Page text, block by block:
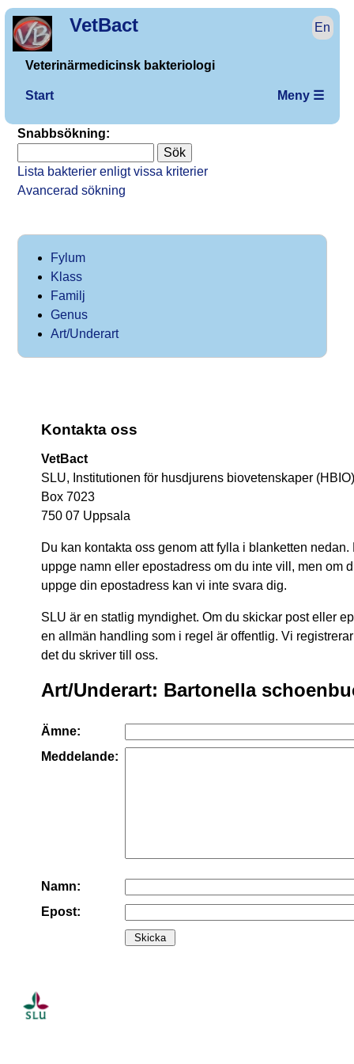
VetBact En
Veterinärmedicinsk bakteriologi
Start Meny ☰
Snabbsökning:
Lista bakterier enligt vissa kriterier
Avancerad sökning
Fylum
Klass
Familj
Genus
Art/Underart
Kontakta oss
VetBact
SLU, Institutionen för husdjurens biovetenskaper (HBIO)
Box 7023
750 07 Uppsala
Du kan kontakta oss genom att fylla i blanketten
uppge namn eller epostadress om du inte vill, men om
uppge din epostadress kan vi inte svara dig.
SLU är en statlig myndighet. Om du skickar post eller
en allmän handling som i regel är offentlig. Vi
det du skriver till oss.
Art/Underart: Bartonella
Ämne:
Meddelande:
Namn:
Epost: